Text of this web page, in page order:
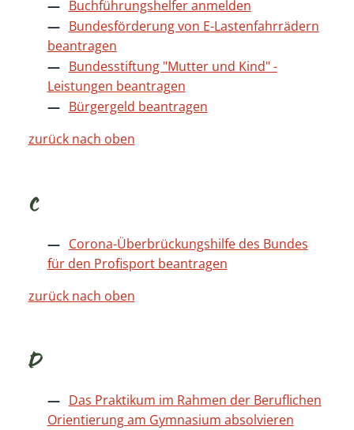
Buchführungshelfer anmelden
Bundesförderung von E-Lastenfahrrädern
beantragen
Bundesstiftung "Mutter und Kind" -
Leistungen beantragen
Bürgergeld beantragen
zurück nach oben
C
Corona-Überbrückungshilfe des Bundes
für den Profisport beantragen
zurück nach oben
D
Das Praktikum im Rahmen der Beruflichen
Orientierung am Gymnasium absolvieren